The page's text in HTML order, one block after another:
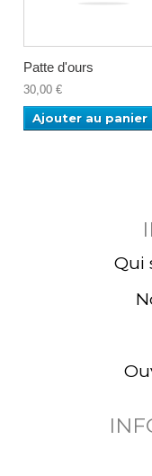
Patte d'ours
30,00 €
Ajouter au panier
Qui